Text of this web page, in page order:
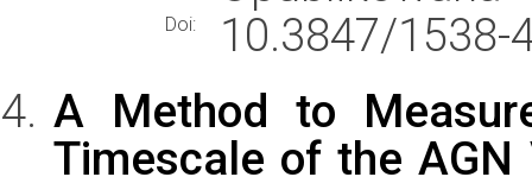
Doi:
10.3847/
A Method to
Timescale of the